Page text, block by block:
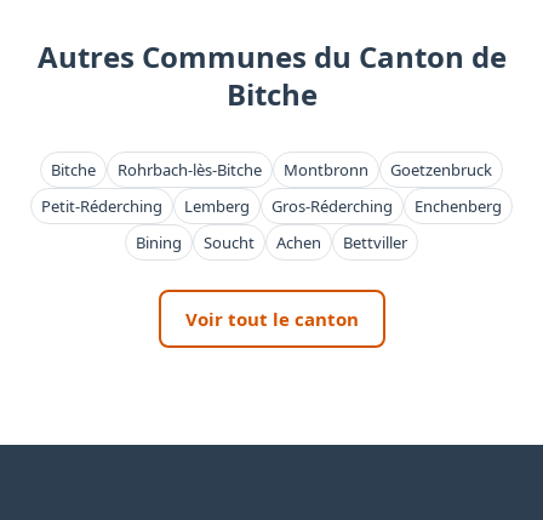
Autres Communes du Canton de
Bitche
Bitche Rohrbach-lès-Bitche Montbronn
Goetzenbruck
Petit-Réderching
Lemberg Gros-Réderching
Enchenberg
Bining
Soucht Achen Bettviller
Voir tout le canton